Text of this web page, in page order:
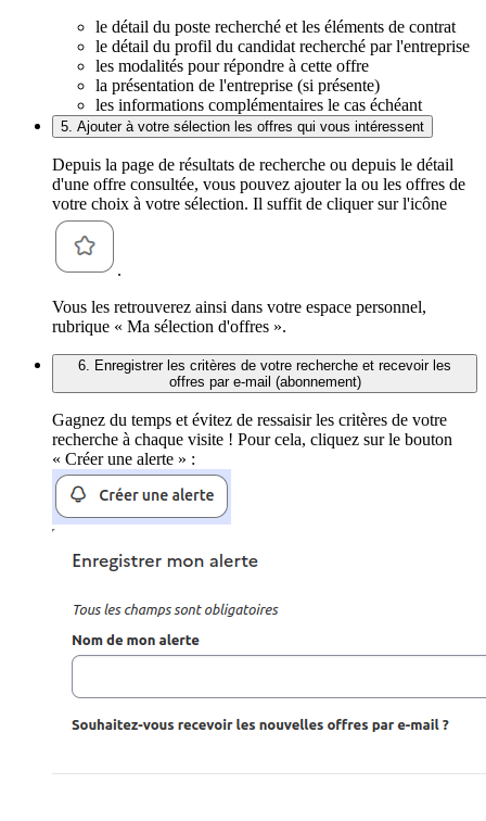
le détail du poste recherché et les éléments de contrat
le détail du profil du candidat recherché par l'entreprise
les modalités pour répondre à cette offre
la présentation de l'entreprise (si présente)
les informations complémentaires le cas échéant
5. Ajouter à votre sélection les offres qui vous intéressent
Depuis la page de résultats de recherche ou depuis le détail
d'une offre consultée, vous pouvez ajouter la ou les offres de
votre choix à votre sélection. Il suffit de cliquer sur l'icône
.
Vous les retrouverez ainsi dans votre espace personnel,
rubrique « Ma sélection d'offres ».
6. Enregistrer les critères de votre recherche et recevoir les
offres par e-mail (abonnement)
Gagnez du temps et évitez de ressaisir les critères de votre
recherche à chaque visite ! Pour cela, cliquez sur le bouton
« Créer une alerte » :